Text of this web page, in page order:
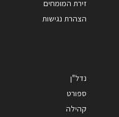
זירת המומחים
הצהרת נגישות
נדל"ן
ספורט
קהילה